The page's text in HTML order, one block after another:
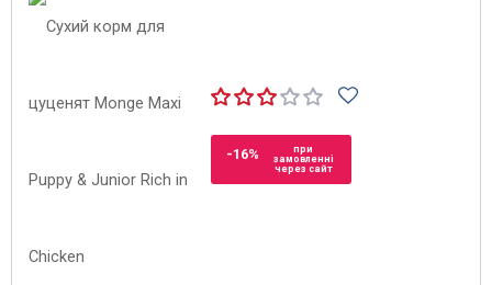
-16%
при
замовленні
через сайт